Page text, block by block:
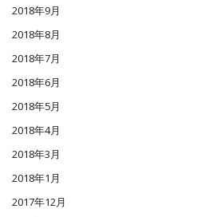
2018年9月
2018年8月
2018年7月
2018年6月
2018年5月
2018年4月
2018年3月
2018年1月
2017年12月